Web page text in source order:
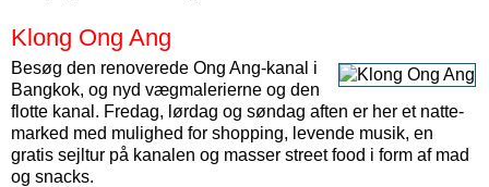
Klong Ong Ang
Besøg den renoverede Ong Ang-kanal i
Bangkok, og nyd væg­malerierne og den
flotte kanal. Fredag, lørdag og søndag aften er her et natte­
marked med mulighed for shopping, levende musik, en
gratis sejltur på kanalen og masser street food i form af mad
og snacks.